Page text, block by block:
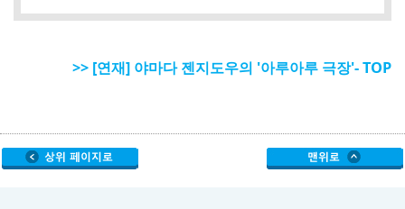
>> [연재] 야마다 젠지도우의 '아루아루 극장'- TOP